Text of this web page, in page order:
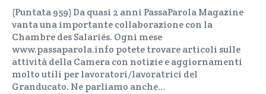
(Puntata 959) Da quasi 2 anni PassaParola Magazine
vanta una importante collaborazione con la
Chambre des Salariés. Ogni mese
www.passaparola.info potete trovare articoli sulle
attività della Camera con notizie e aggiornamenti
molto utili per lavoratori/lavoratrici del
Granducato. Ne parliamo anche…